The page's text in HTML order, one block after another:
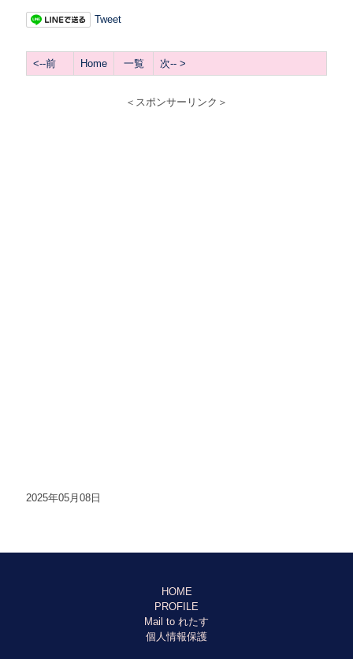
Tweet
<--前 Home 一覧 次-- >
＜スポンサーリンク＞
2025年05月08日
HOME
PROFILE
Mail to れたす
個人情報保護